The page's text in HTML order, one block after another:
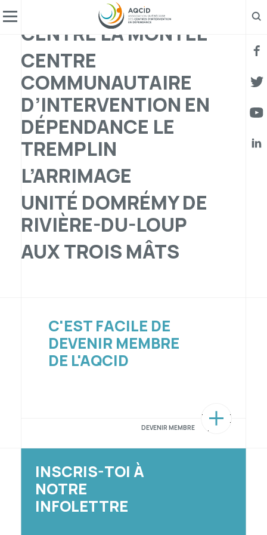
BAS-SAINT-LAURENT
CENTRE LA MONTÉE
CENTRE
COMMUNAUTAIRE
D’INTERVENTION EN
DÉPENDANCE LE
TREMPLIN
L’ARRIMAGE
UNITÉ DOMRÉMY DE
RIVIÈRE-DU-LOUP
AUX TROIS MÂTS
C'EST FACILE DE
DEVENIR MEMBRE
DE L'AQCID
DEVENIR MEMBRE
INSCRIS-TOI À
NOTRE
INFOLETTRE